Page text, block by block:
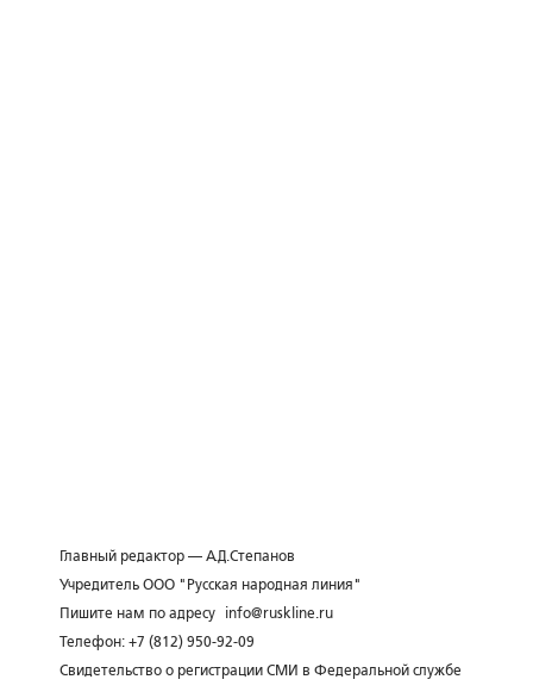
Главный редактор — А.Д.Степанов
Учредитель ООО "Русская народная линия"
Пишите нам по адресу
info@ruskline.ru
Телефон: +7 (812) 950-92-09
Свидетельство о регистрации СМИ в Федеральной службе